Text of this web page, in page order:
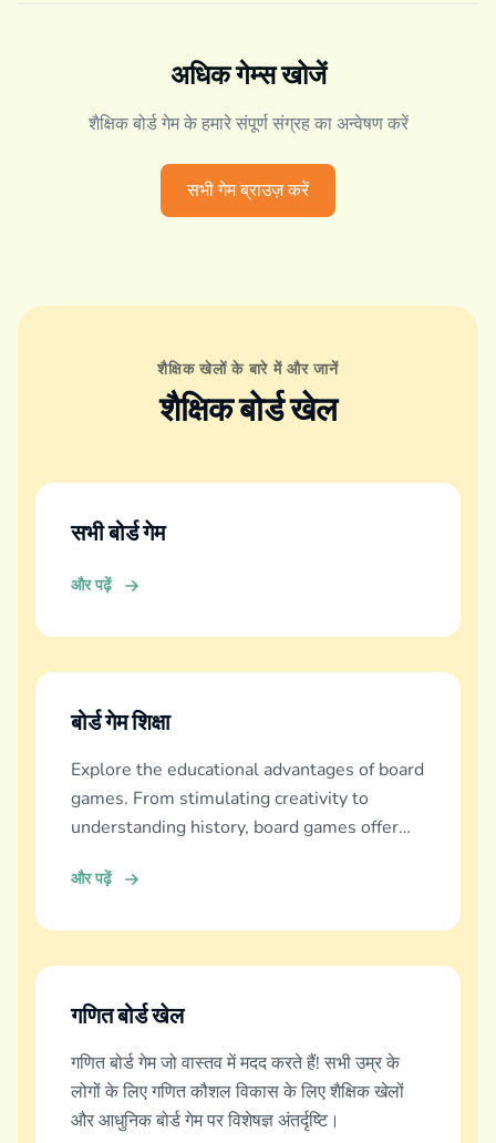
अधिक गेम्स खोजें
शैक्षिक बोर्ड गेम के हमारे संपूर्ण संग्रह का अन्वेषण करें
सभी गेम ब्राउज़ करें
शैक्षिक खेलों के बारे में और जानें
शैक्षिक बोर्ड खेल
सभी बोर्ड गेम
और पढ़ें
बोर्ड गेम शिक्षा
Explore the educational advantages of board
games. From stimulating creativity to
understanding history, board games offer
और पढ़ें
गणित बोर्ड खेल
गणित बोर्ड गेम जो वास्तव में मदद करते हैं! सभी उम्र के
लोगों के लिए गणित कौशल विकास के लिए शैक्षिक खेलों
और आधुनिक बोर्ड गेम पर विशेषज्ञ अंतर्दृष्टि।